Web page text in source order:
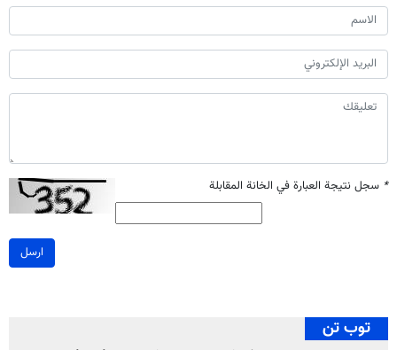
* سجل نتيجة العبارة في الخانة المقابلة
ارسل
توب تن